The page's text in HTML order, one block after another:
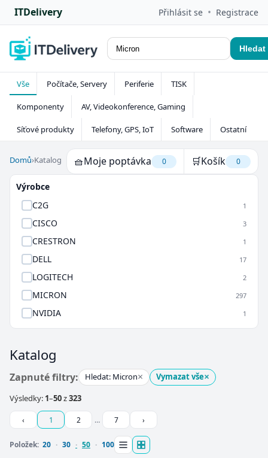
ITDelivery Přihlásit se • Registrace
Hledat
Vše Počítače, Servery Periferie TISK
Komponenty AV, Videokonference, Gaming
Síťové produkty Telefony, GPS, IoT Software Ostatní
Domů›Katalog 🧺Moje poptávka 0 🛒Košík 0
Výrobce
C2G
1
CISCO 3
CRESTRON 1
DELL 17
LOGITECH 2
MICRON 297
NVIDIA 1
Katalog
Zapnuté filtry: Hledat: Micron× Vymazat vše×
Výsledky: 1–50z323
‹ 1 2 … 7 ›
Položek: 20 30 50 100